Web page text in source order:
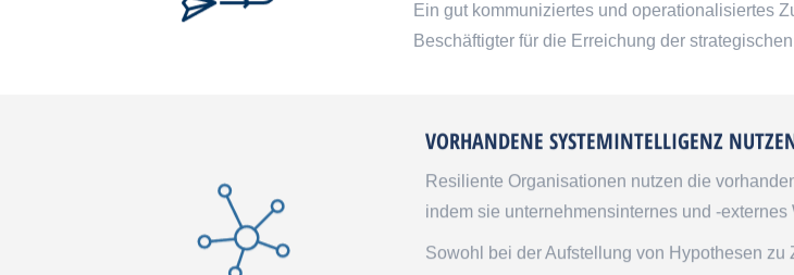
Ein gut kommuniziertes und operationalisiertes
Beschäftigter für die Erreichung der
VORHANDENE SYSTEMINTELLIGENZ
Resiliente Organisationen nutzen die
indem sie unternehmensinternes und -
Sowohl bei der Aufstellung von Hypothesen